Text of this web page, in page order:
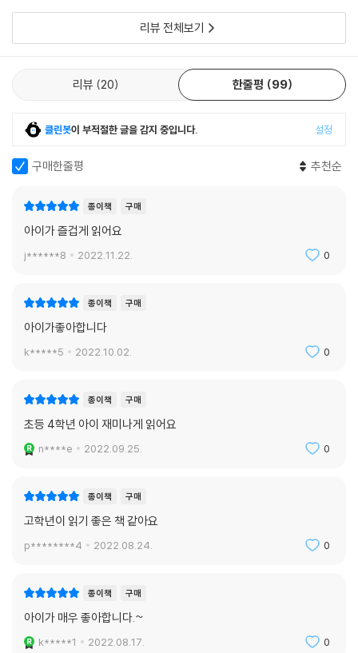
_함께 수학 감옥을 탈출한 엄마 강정옥
1단원 덧셈과 뺄셈
3단원 나눗셈
6단원 분수와 소수
2단원 삼각형
4단원 사각형
6단원 다각형의 둘레와 넓이
6-1
6-2
4단원 비례식과 비례 배분
5단원 원의 넓이
있게 접근할 수 있는 동화가 있다면 얼마
리뷰 전체보기
리뷰 20 한줄평 99
클린봇이 부적절한 글을 감지 중입니다. 설정
구매한줄평 추천순
종이책 구매
아이가 즐겁게 읽어요
j******8 2022.11.22. 0
종이책 구매
아이가좋아합니다
k*****5 2022.10.02. 0
종이책 구매
초등 4학년 아이 재미나게 읽어요
n****e 2022.09.25. 0
종이책 구매
고학년이 읽기 좋은 책 같아요
p********4 2022.08.24. 0
종이책 구매
아이가 매우 좋아합니다.~
k*****1 2022.08.17. 0